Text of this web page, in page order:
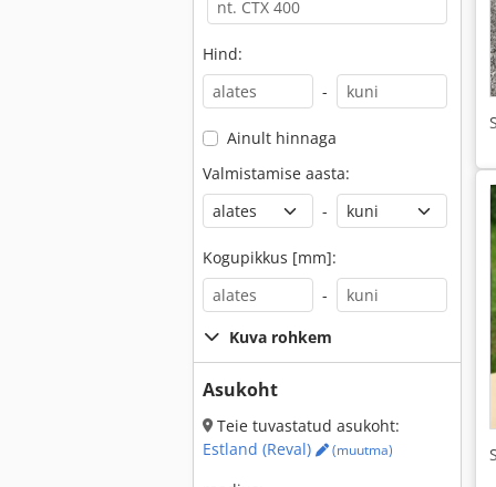
Hind:
-
Ainult hinnaga
Valmistamise aasta:
-
Kogupikkus [mm]:
-
Kuva rohkem
Asukoht
Teie tuvastatud asukoht:
Estland (Reval)
(muutma)